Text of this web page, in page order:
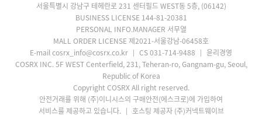
서울특별시 강남구 테헤란로 231 센터필드 WEST동 5층, (06142)
BUSINESS LICENSE 144-81-20381
PERSONAL INFO.MANAGER 서무열
MALL ORDER LICENSE 제2021-서울강남-06458호
E-mail cosrx_info@cosrx.co.kr
CS 031-714-9488
윤리경영
COSRX INC. 5F WEST Centerfield, 231, Teheran-ro, Gangnam-gu, Seoul,
Republic of Korea
Copyright COSRX All right reserved.
안전거래를 위해 (주)이니시스의 구매안전(에스크로)에 가입하여
서비스를 제공하고 있습니다.
호스팅 제공자 (주)커넥트웨이브